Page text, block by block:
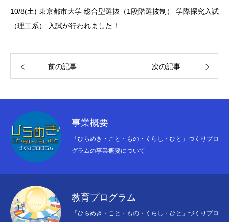
10/8(土) 東京都市大学 総合型選抜（1段階選抜制） 学際探究入試
（理工系） 入試が行われました！
前の記事 次の記事
事業概要
「ひらめき・こと・もの・くらし・ひと」づくりプロ
グラムの事業概要について
教育プログラム
「ひらめき・こと・もの・くらし・ひと」づくりプロ